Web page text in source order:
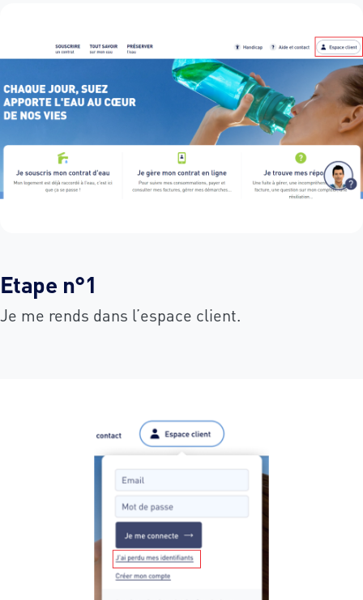
Etape n°1
Je me rends dans l’espace client.